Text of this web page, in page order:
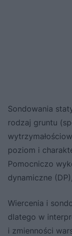
Sondowania
rodzaj gruntu
poziom i
Pomocniczo
dynamiczne
Wiercenia i
dlatego w
i zmienności